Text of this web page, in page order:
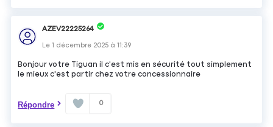
AZEV22225264
Le1 décembre 2025 à11:39
Bonjour votre Tiguan il c'est mis en sécurité tout simplement
le mieux c'est partir chez votre concessionnaire
Répondre 0